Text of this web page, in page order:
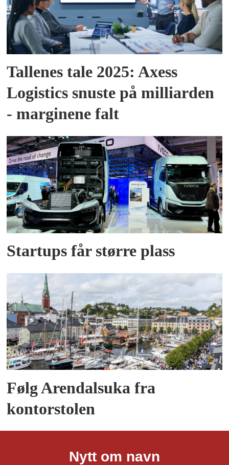
Tallenes tale 2025: Axess
Logistics snuste på milliarden
- marginene falt
Startups får større plass
Følg Arendalsuka fra
kontorstolen
Nytt om navn